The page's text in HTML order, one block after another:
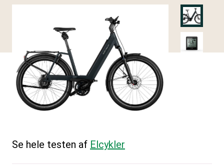
Se hele testen af Elcykler